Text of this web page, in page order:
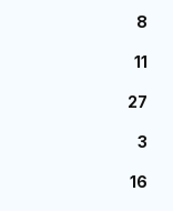
8
11
27
3
16